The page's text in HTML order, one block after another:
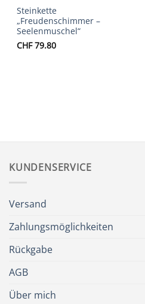
Steinkette
„Freudenschimmer –
Seelenmuschel“
CHF79.80
KUNDENSERVICE
Versand
Zahlungsmöglichkeiten
Rückgabe
AGB
Über mich